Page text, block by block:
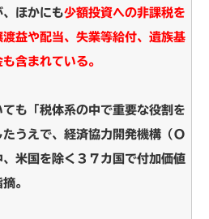
ほかにも少額投資への非課税を
益や配当、失業等給付、遺族基
含まれている。
も「税体系の中で重要な役割を
うえで、経済協力開発機構（Ｏ
、米国を除く３７カ国で付加価値
。